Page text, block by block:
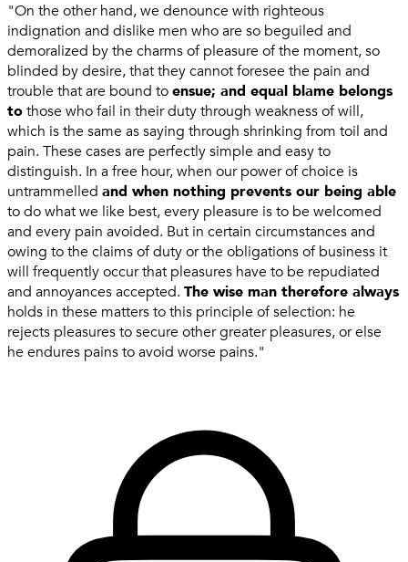
"On the other hand, we denounce with righteous
indignation and dislike men who are so beguiled and
demoralized by the charms of pleasure of the moment, so
blinded by desire, that they cannot foresee the pain and
trouble that are bound toensue; and equal blame belongs
tothose who fail in their duty through weakness of will,
which is the same as saying through shrinking from toil and
pain. These cases are perfectly simple and easy to
distinguish. In a free hour, when our power of choice is
untrammelled and when nothing prevents our being able
to do what we like best, every pleasure is to be welcomed
and every pain avoided. But in certain circumstances and
owing to the claims of duty or the obligations of business it
will frequently occur that pleasures have to be repudiated
and annoyances accepted. The wise man therefore always
holds in these matters to this principle of selection: he
rejects pleasures to secure other greater pleasures, or else
he endures pains to avoid worse pains."